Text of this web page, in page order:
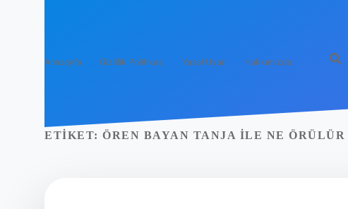
Anasayfa Gizlilik Politikası Yasal Uyarı Hakkımızda
ETIKET: ÖREN BAYAN TANJA ILE NE ÖRÜLÜR